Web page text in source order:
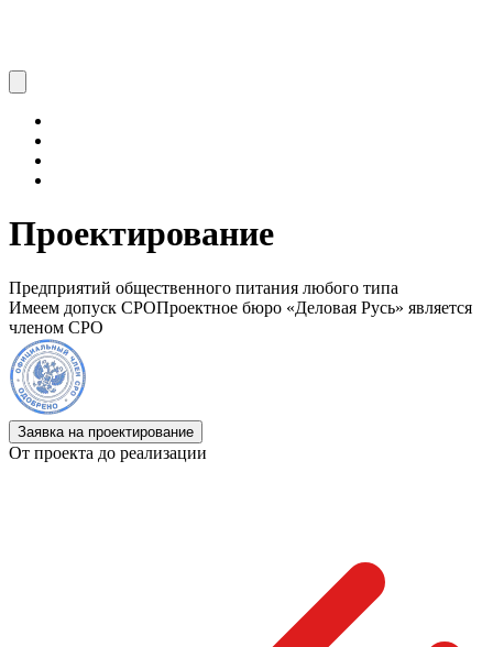
Проектирование
Предприятий общественного питания любого типа
Имеем допуск СРОПроектное бюро «Деловая Русь» является
членом СРО
Заявка на проектирование
От проекта до реализации